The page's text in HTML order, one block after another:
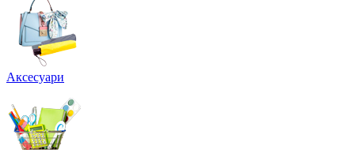
Аксесуари